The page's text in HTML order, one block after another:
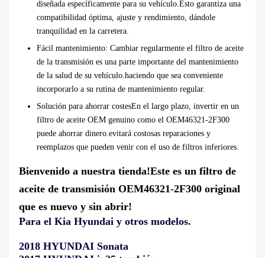
diseñada específicamente para su vehículo.Esto garantiza una
compatibilidad óptima, ajuste y rendimiento, dándole
tranquilidad en la carretera.
Fácil mantenimiento: Cambiar regularmente el filtro de aceite
de la transmisión es una parte importante del mantenimiento
de la salud de su vehículo.haciendo que sea conveniente
incorporarlo a su rutina de mantenimiento regular.
Solución para ahorrar costesEn el largo plazo, invertir en un
filtro de aceite OEM genuino como el OEM46321-2F300
puede ahorrar dinero.evitará costosas reparaciones y
reemplazos que pueden venir con el uso de filtros inferiores.
Bienvenido a nuestra tienda!Este es un filtro de
aceite de transmisión OEM46321-2F300 original
que es nuevo y sin abrir!
Para el Kia Hyundai y otros modelos.
2018 HYUNDAI Sonata